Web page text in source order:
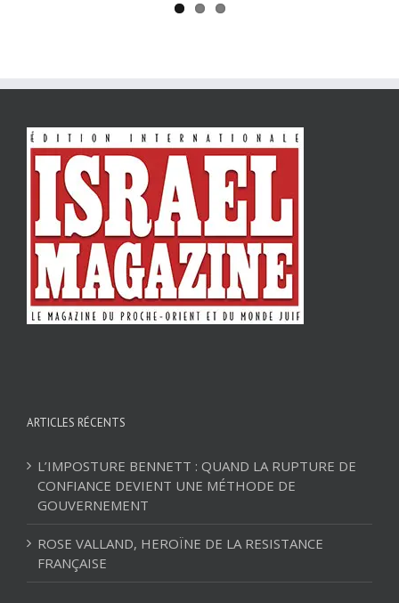
ARTICLES RÉCENTS
L’IMPOSTURE BENNETT : QUAND LA RUPTURE DE
CONFIANCE DEVIENT UNE MÉTHODE DE
GOUVERNEMENT
ROSE VALLAND, HEROÏNE DE LA RESISTANCE
FRANÇAISE